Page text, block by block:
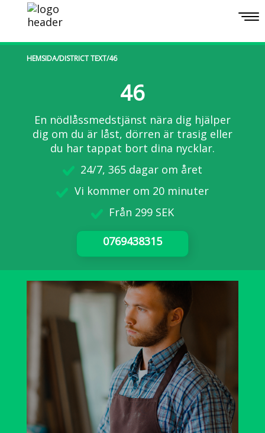
HEMSIDA/DISTRICT TEXT/46
46
En nödlåssmedstjänst nära dig hjälper
dig om du är låst, dörren är trasig eller
du har tappat bort dina nycklar.
24/7, 365 dagar om året
Vi kommer om 20 minuter
Från 299 SEK
0769438315